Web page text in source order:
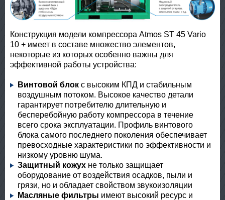
Конструкция модели компрессора Atmos ST 45 Vario
10 + имеет в составе множество элементов,
некоторые из которых особенно важны для
эффективной работы устройства:
Винтовой блок с высоким КПД и стабильным
воздушным потоком. Высокое качество детали
гарантирует потребителю длительную и
бесперебойную работу компрессора в течение
всего срока эксплуатации. Профиль винтового
блока самого последнего поколения обеспечивает
превосходные характеристики по эффективности и
низкому уровню шума.
Защитный кожух не только защищает
оборудование от воздействия осадков, пыли и
грязи, но и обладает свойством звукоизоляции
Масляные фильтры имеют высокий ресурс и